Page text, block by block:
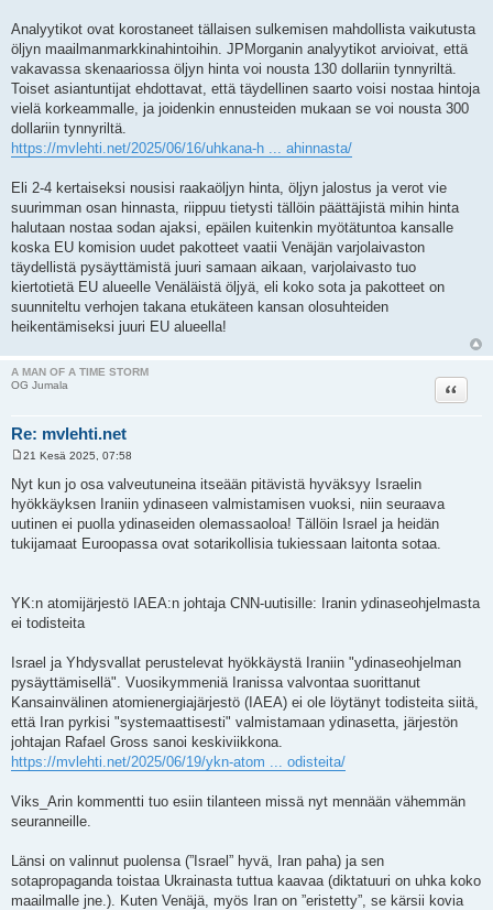
Analyytikot ovat korostaneet tällaisen sulkemisen mahdollista vaikutusta
öljyn maailmanmarkkinahintoihin. JPMorganin analyytikot arvioivat, että
vakavassa skenaariossa öljyn hinta voi nousta 130 dollariin tynnyriltä.
Toiset asiantuntijat ehdottavat, että täydellinen saarto voisi nostaa hintoja
vielä korkeammalle, ja joidenkin ennusteiden mukaan se voi nousta 300
dollariin tynnyriltä.
https://mvlehti.net/2025/06/16/uhkana-h ... ahinnasta/
Eli 2-4 kertaiseksi nousisi raakaöljyn hinta, öljyn jalostus ja verot vie
suurimman osan hinnasta, riippuu tietysti tällöin päättäjistä mihin hinta
halutaan nostaa sodan ajaksi, epäilen kuitenkin myötätuntoa kansalle
koska EU komision uudet pakotteet vaatii Venäjän varjolaivaston
täydellistä pysäyttämistä juuri samaan aikaan, varjolaivasto tuo
kiertotietä EU alueelle Venäläistä öljyä, eli koko sota ja pakotteet on
suunniteltu verhojen takana etukäteen kansan olosuhteiden
heikentämiseksi juuri EU alueella!
A MAN OF A TIME STORM
OG Jumala
Re: mvlehti.net
Lainaa
e
s
i
21 Kesä 2025, 07:58
Nyt kun jo osa valveutuneina itseään pitävistä hyväksyy Israelin
hyökkäyksen Iraniin ydinaseen valmistamisen vuoksi, niin seuraava
uutinen ei puolla ydinaseiden olemassaoloa! Tällöin Israel ja heidän
tukijamaat Euroopassa ovat sotarikollisia tukiessaan laitonta sotaa.
YK:n atomijärjestö IAEA:n johtaja CNN-uutisille: Iranin ydinaseohjelmasta
ei todisteita
Israel ja Yhdysvallat perustelevat hyökkäystä Iraniin "ydinaseohjelman
pysäyttämisellä". Vuosikymmeniä Iranissa valvontaa suorittanut
Kansainvälinen atomienergiajärjestö (IAEA) ei ole löytänyt todisteita siitä,
että Iran pyrkisi "systemaattisesti" valmistamaan ydinasetta, järjestön
johtajan Rafael Gross sanoi keskiviikkona.
https://mvlehti.net/2025/06/19/ykn-atom ... odisteita/
Viks_Arin kommentti tuo esiin tilanteen missä nyt mennään vähemmän
seuranneille.
Länsi on valinnut puolensa (”Israel” hyvä, Iran paha) ja sen
sotapropaganda toistaa Ukrainasta tuttua kaavaa (diktatuuri on uhka koko
maailmalle jne.). Kuten Venäjä, myös Iran on ”eristetty”, se kärsii kovia